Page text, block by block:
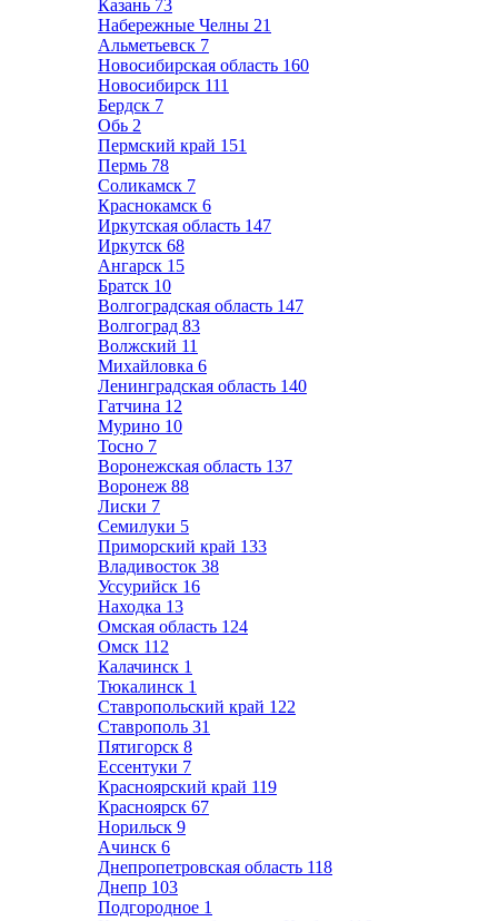
Казань 73
Набережные Челны 21
Альметьевск 7
Новосибирская область 160
Новосибирск 111
Бердск 7
Обь 2
Пермский край 151
Пермь 78
Соликамск 7
Краснокамск 6
Иркутская область 147
Иркутск 68
Ангарск 15
Братск 10
Волгоградская область 147
Волгоград 83
Волжский 11
Михайловка 6
Ленинградская область 140
Гатчина 12
Мурино 10
Тосно 7
Воронежская область 137
Воронеж 88
Лиски 7
Семилуки 5
Приморский край 133
Владивосток 38
Уссурийск 16
Находка 13
Омская область 124
Омск 112
Калачинск 1
Тюкалинск 1
Ставропольский край 122
Ставрополь 31
Пятигорск 8
Ессентуки 7
Красноярский край 119
Красноярск 67
Норильск 9
Ачинск 6
Днепропетровская область 118
Днепр 103
Подгородное 1